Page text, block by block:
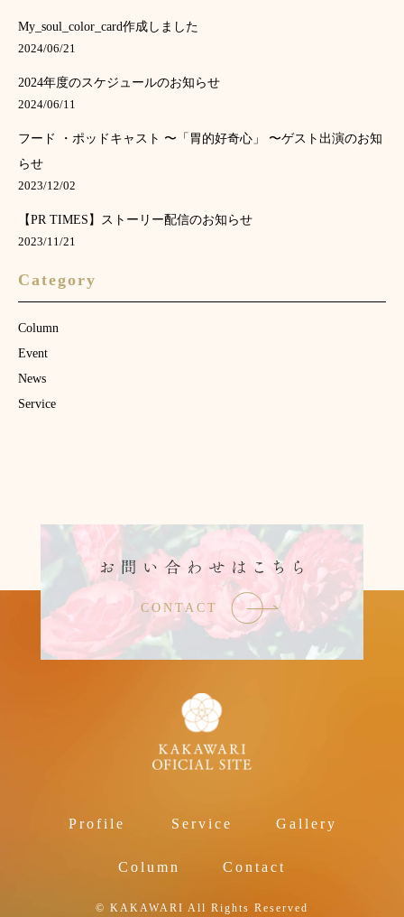
My_soul_color_card作成しました
2024/06/21
2024年度のスケジュールのお知らせ
2024/06/11
フード ・ポッドキャスト 〜「胃的好奇心」 〜ゲスト出演のお知
らせ
2023/12/02
【PR TIMES】ストーリー配信のお知らせ
2023/11/21
Category
Column
Event
News
Service
CONTACT
Profile Service Gallery
Column Contact
© KAKAWARI All Rights Reserved